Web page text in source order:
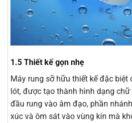
1.5 Thiết kế gọn nhẹ
Máy rung sỡ hữu thiết kế đặc biệt
lót, được tạo thành hình dạng chữ
đầu rung vào âm đạo, phần
xúc và ôm sát vào vùng kín mà